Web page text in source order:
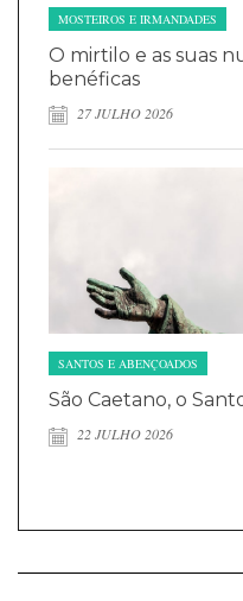
MOSTEIROS E IRMANDADES
O mirtilo e as suas
benéficas
27 JULHO 2026
SANTOS E ABENÇOADOS
São Caetano, o
22 JULHO 2026